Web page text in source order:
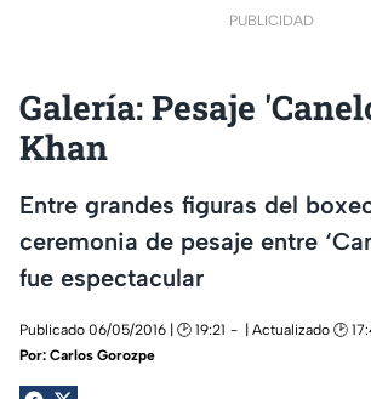
PUBLICIDAD
Galería: Pesaje
Khan
Entre grandes figuras del
ceremonia de pesaje entre
fue espectacular
Publicado 06/05/2016 | 🕑 19:21
| Actualizado 🕑
Por: Carlos Gorozpe